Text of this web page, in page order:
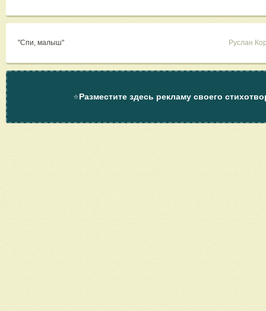
"Спи, малыш" Руслан
⭐Разместите здесь рекламу своего